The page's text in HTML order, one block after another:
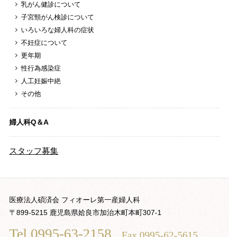
乳がん健診について
子宮頸がん検診について
いろいろな婦人科の症状
不妊症について
更年期
性行為感染症
人工妊娠中絶
その他
婦人科Q＆A
スタッフ募集
医療法人碩済会 フィオーレ第一産婦人科
〒899-5215 鹿児島県姶良市加治木町本町307-1
Tel.0995-63-2158